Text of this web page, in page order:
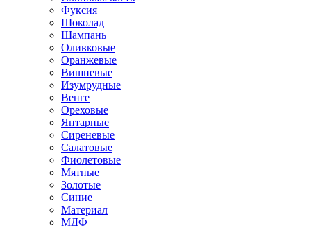
Фуксия
Шоколад
Шампань
Оливковые
Оранжевые
Вишневые
Изумрудные
Венге
Ореховые
Янтарные
Сиреневые
Салатовые
Фиолетовые
Мятные
Золотые
Синие
Материал
МДФ